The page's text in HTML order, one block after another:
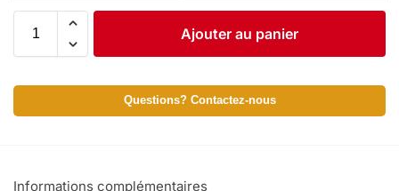
Ajouter au panier
Questions? Contactez-nous
Informations complémentaires